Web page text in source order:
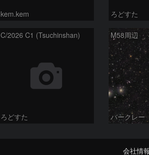
kem.kem ろどすた
C/2026 C1 (Tsuchinshan)
ろどすた
M58周辺
バークレー
会社情